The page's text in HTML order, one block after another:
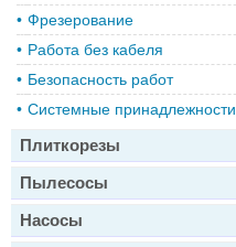
• Фрезерование
• Работа без кабеля
• Безопасность работ
• Системные принадлежности
Плиткорезы
Пылесосы
Насосы